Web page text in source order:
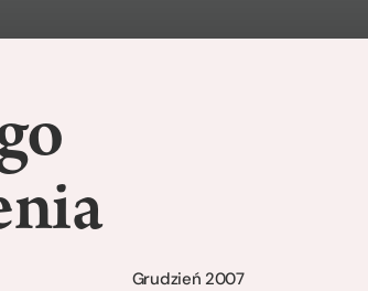
Grudzień 2007